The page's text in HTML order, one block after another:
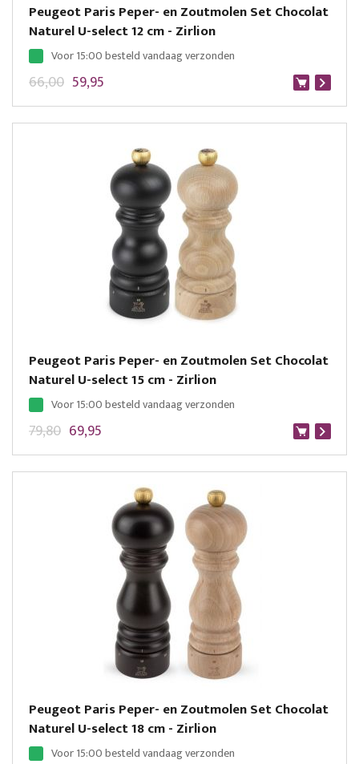
Peugeot Paris Peper- en Zoutmolen Set Chocolat
Naturel U-select 12 cm - Zirlion
Voor 15:00 besteld vandaag verzonden
59,95
66,00
Peugeot Paris Peper- en Zoutmolen Set Chocolat
Naturel U-select 15 cm - Zirlion
Voor 15:00 besteld vandaag verzonden
69,95
79,80
Peugeot Paris Peper- en Zoutmolen Set Chocolat
Naturel U-select 18 cm - Zirlion
Voor 15:00 besteld vandaag verzonden